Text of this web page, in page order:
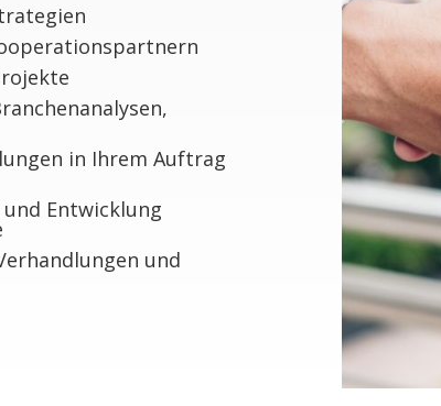
in Ihrem Auftrag
Entwicklung
und